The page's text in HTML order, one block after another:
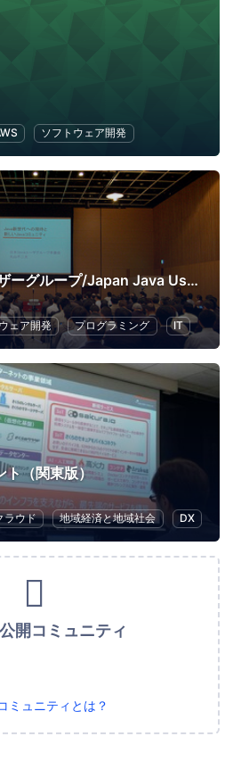
ソフトウェア開発
日本Javaユーザーグループ/Japan Java User Group
ェア開発 プログラミング IT
ト（関東版）
ラウド 地域経済と地域社会 DX
開コミュニティ
ミュニティとは？